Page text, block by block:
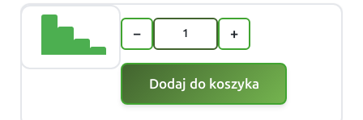
− +
Dodaj do koszyka